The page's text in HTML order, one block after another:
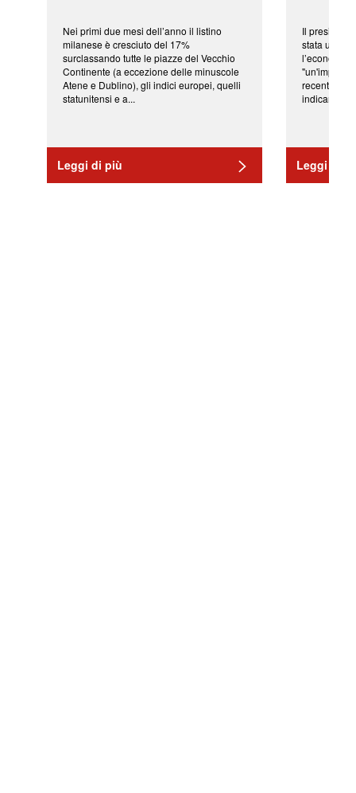
Nei primi due mesi dell’anno il listino
milanese è cresciuto del 17%
surclassando tutte le piazze del Vecchio
Continente (a eccezione delle minuscole
Atene e Dublino), gli indici europei, quelli
statunitensi e a...
Leggi di più
Il
stata una
l’economia
recenti
indicano
Leggi di